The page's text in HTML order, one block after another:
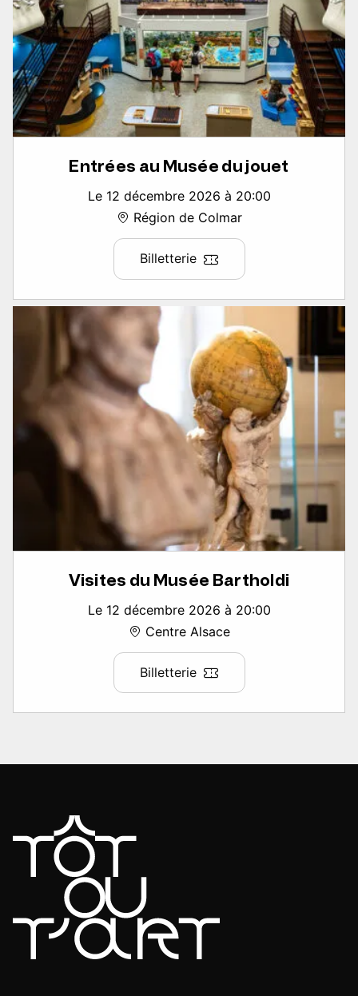
Entrées au Musée du jouet
Le 12 décembre 2026 à 20:00
Région de Colmar
Billetterie
Visites du Musée Bartholdi
Le 12 décembre 2026 à 20:00
Centre Alsace
Billetterie